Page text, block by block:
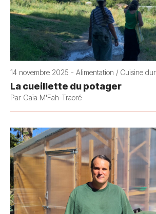
14 novembre 2025 - Alimentation / Cuisine
La cueillette du potager
Par Gaïa M'Fah-Traoré